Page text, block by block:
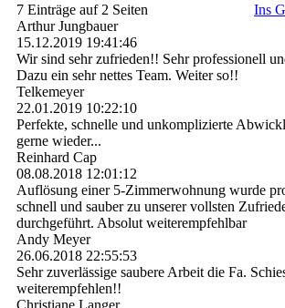
7 Einträge auf 2 Seiten
Ins
Arthur Jungbauer
15.12.2019 19:41:46
Wir sind sehr zufrieden!! Sehr professionell
Dazu ein sehr nettes Team. Weiter so!!
Telkemeyer
22.01.2019 10:22:10
Perfekte, schnelle und unkomplizierte
gerne wieder...
Reinhard Cap
08.08.2018 12:01:12
Auflösung einer 5-Zimmerwohnung wurde
schnell und sauber zu unserer vollsten
durchgeführt. Absolut weiterempfehlbar
Andy Meyer
26.06.2018 22:55:53
Sehr zuverlässige saubere Arbeit die Fa.
weiterempfehlen!!
Christiane Langer